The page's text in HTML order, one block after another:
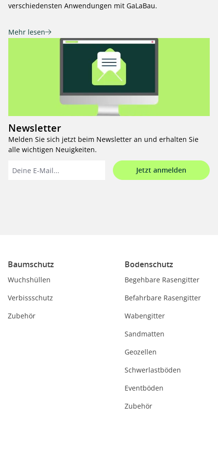
verschiedensten Anwendungen mit GaLaBau.
Mehr lesen
Newsletter
Melden Sie sich jetzt beim Newsletter an und erhalten Sie
alle wichtigen Neuigkeiten.
Jetzt anmelden
Baumschutz
Wuchshüllen
Verbissschutz
Zubehör
Bodenschutz
Begehbare Rasengitter
Befahrbare Rasengitter
Wabengitter
Sandmatten
Geozellen
Schwerlastböden
Eventböden
Zubehör